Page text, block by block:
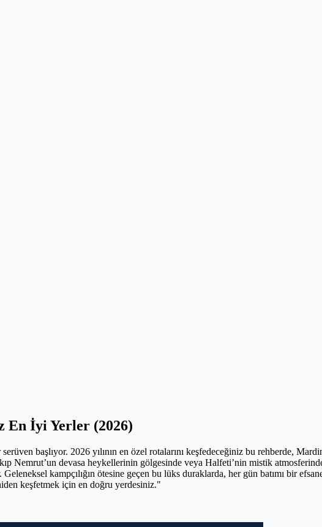
En İyi Yerler (2026)
başlıyor. 2026 yılının en özel rotalarını keşfedeceğiniz bu rehberde,
Nemrut’un devasa heykellerinin gölgesinde veya Halfeti’nin mistik
kampçılığın ötesine geçen bu lüks duraklarda, her gün batımı bir
keşfetmek için en doğru yerdesiniz."